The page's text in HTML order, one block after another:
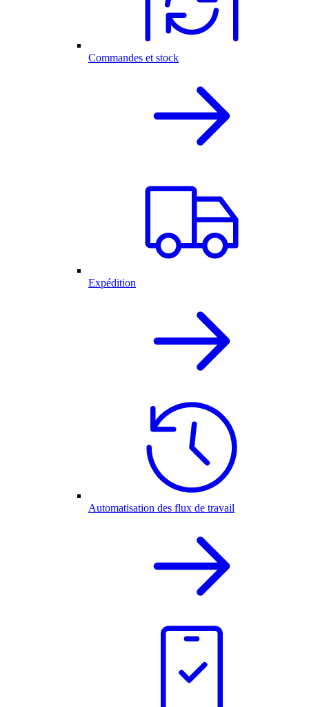
Commandes et stock
Expédition
Automatisation des flux de travail